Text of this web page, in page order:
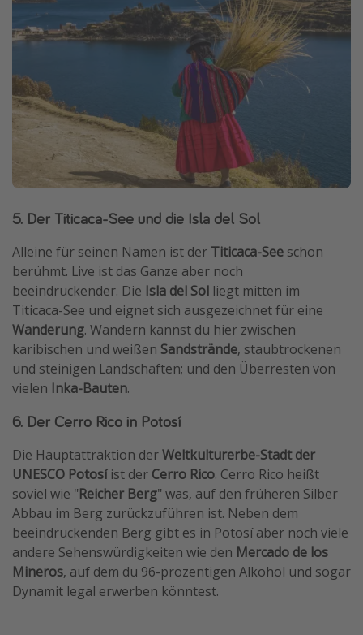
5. Der Titicaca-See und die Isla del Sol
Alleine für seinen Namen ist der Titicaca-See schon
berühmt. Live ist das Ganze aber noch
beeindruckender. Die Isla del Sol liegt mitten im
Titicaca-See und eignet sich ausgezeichnet für eine
Wanderung. Wandern kannst du hier zwischen
karibischen und weißen Sandstrände, staubtrockenen
und steinigen Landschaften; und den Überresten von
vielen Inka-Bauten.
6. Der Cerro Rico in Potosí
Die Hauptattraktion derWeltkulturerbe-Stadt der
UNESCO Potosíist der Cerro Rico. Cerro Rico heißt
soviel wie "Reicher Berg" was, auf den früheren Silber
Abbau im Berg zurückzuführen ist. Neben dem
beeindruckenden Berg gibt es in Potosí aber noch viele
andere Sehenswürdigkeiten wie den Mercado de los
Mineros, auf dem du 96-prozentigen Alkohol und sogar
Dynamit legal erwerben könntest.